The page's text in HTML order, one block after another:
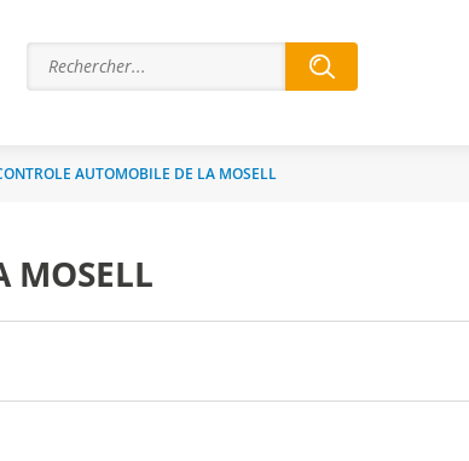
AUTOMOBILE DE LA MOSELL
MOSELL